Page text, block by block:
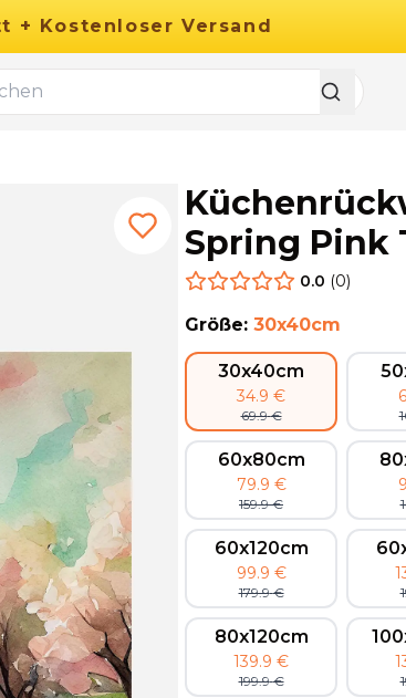
+ Kostenloser Versand
Spring Pink
0.0 (0)
Größe: 30x40cm
30x40cm
34.9 €
69.9 €
60x80cm
79.9 €
159.9 €
60x120cm
99.9 €
179.9 €
80x120cm
139.9 €
199.9 €